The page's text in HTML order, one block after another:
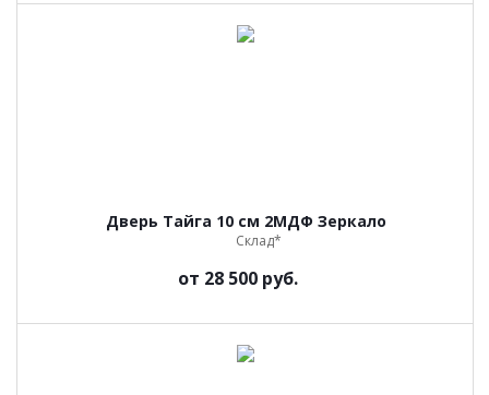
Дверь Тайга 10 см 2МДФ Зеркало
Склад*
от 28 500 руб.